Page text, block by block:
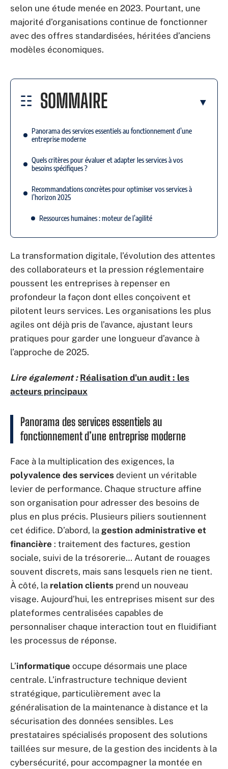
selon une étude menée en 2023. Pourtant, une
majorité d’organisations continue de fonctionner
avec des offres standardisées, héritées d’anciens
modèles économiques.
SOMMAIRE
Panorama des services essentiels au fonctionnement d’une
entreprise moderne
Quels critères pour évaluer et adapter les services à vos
besoins spécifiques ?
Recommandations concrètes pour optimiser vos services à
l’horizon 2025
Ressources humaines : moteur de l’agilité
La transformation digitale, l’évolution des attentes
des collaborateurs et la pression réglementaire
poussent les entreprises à repenser en
profondeur la façon dont elles conçoivent et
pilotent leurs services. Les organisations les plus
agiles ont déjà pris de l’avance, ajustant leurs
pratiques pour garder une longueur d’avance à
l’approche de 2025.
Lire également : Réalisation d'un audit : les
acteurs principaux
Panorama des services essentiels au
fonctionnement d’une entreprise moderne
Face à la multiplication des exigences, la
polyvalence des services devient un véritable
levier de performance. Chaque structure affine
son organisation pour adresser des besoins de
plus en plus précis. Plusieurs piliers soutiennent
cet édifice. D’abord, la gestion administrative et
financière : traitement des factures, gestion
sociale, suivi de la trésorerie… Autant de rouages
souvent discrets, mais sans lesquels rien ne tient.
À côté, la relation clients prend un nouveau
visage. Aujourd’hui, les entreprises misent sur des
plateformes centralisées capables de
personnaliser chaque interaction tout en fluidifiant
les processus de réponse.
L’informatique occupe désormais une place
centrale. L’infrastructure technique devient
stratégique, particulièrement avec la
généralisation de la maintenance à distance et la
sécurisation des données sensibles. Les
prestataires spécialisés proposent des solutions
taillées sur mesure, de la gestion des incidents à la
cybersécurité, pour accompagner la montée en